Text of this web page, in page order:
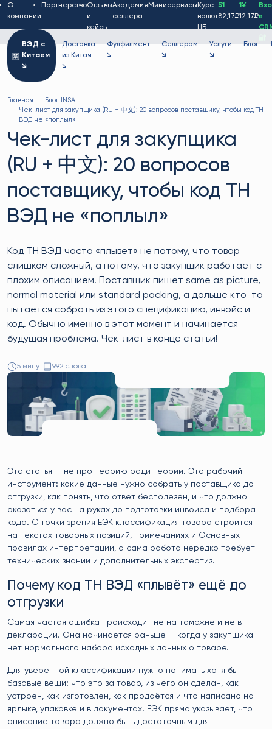
О
компании
ПартнерствоОтзывы
и
кейсы
Академия
селлера
Минисервисы Курс
валют
ЦБ:
$1 =
82,17₽
1¥=
12,17₽в
ВЭД с
Китаем
↘
Доставка
из Китая
↘
Фулфилмент
↘
Селлерам
↘
Услуги
↘
Блог
Главная
Блог INSAL
Чек-лист для закупщика (RU + 中文): 20 вопросов поставщику, чтобы код ТН
ВЭД не «поплыл»
Чек-лист для закупщика
(RU + 中文): 20 вопросов
поставщику, чтобы код ТН
ВЭД не «поплыл»
Код ТН ВЭД часто «плывёт» не потому, что товар
слишком сложный, а потому, что закупщик работает с
плохим описанием. Поставщик пишет same as picture,
normal material или standard packing, а дальше кто-то
пытается собрать из этого спецификацию, инвойс и
код. Обычно именно в этот момент и начинается
будущая проблема. Чек-лист в конце статьи!
5 минут 992 слова
Эта статья — не про теорию ради теории. Это рабочий
инструмент: какие данные нужно собрать у поставщика до
отгрузки, как понять, что ответ бесполезен, и что должно
оказаться у вас на руках до подготовки инвойса и подбора
кода. С точки зрения ЕЭК классификация товара строится
на текстах товарных позиций, примечаниях и Основных
правилах интерпретации, а сама работа нередко требует
технических знаний и дополнительных экспертиз.
Почему код ТН ВЭД «плывёт» ещё до
отгрузки
Самая частая ошибка происходит не на таможне и не в
декларации. Она начинается раньше — когда у закупщика
нет нормального набора исходных данных о товаре.
Для уверенной классификации нужно понимать хотя бы
базовые вещи: что это за товар, из чего он сделан, как
устроен, как изготовлен, как продаётся и что написано на
ярлыке, упаковке и в документах. ЕЭК прямо указывает, что
описание товара должно быть достаточным для